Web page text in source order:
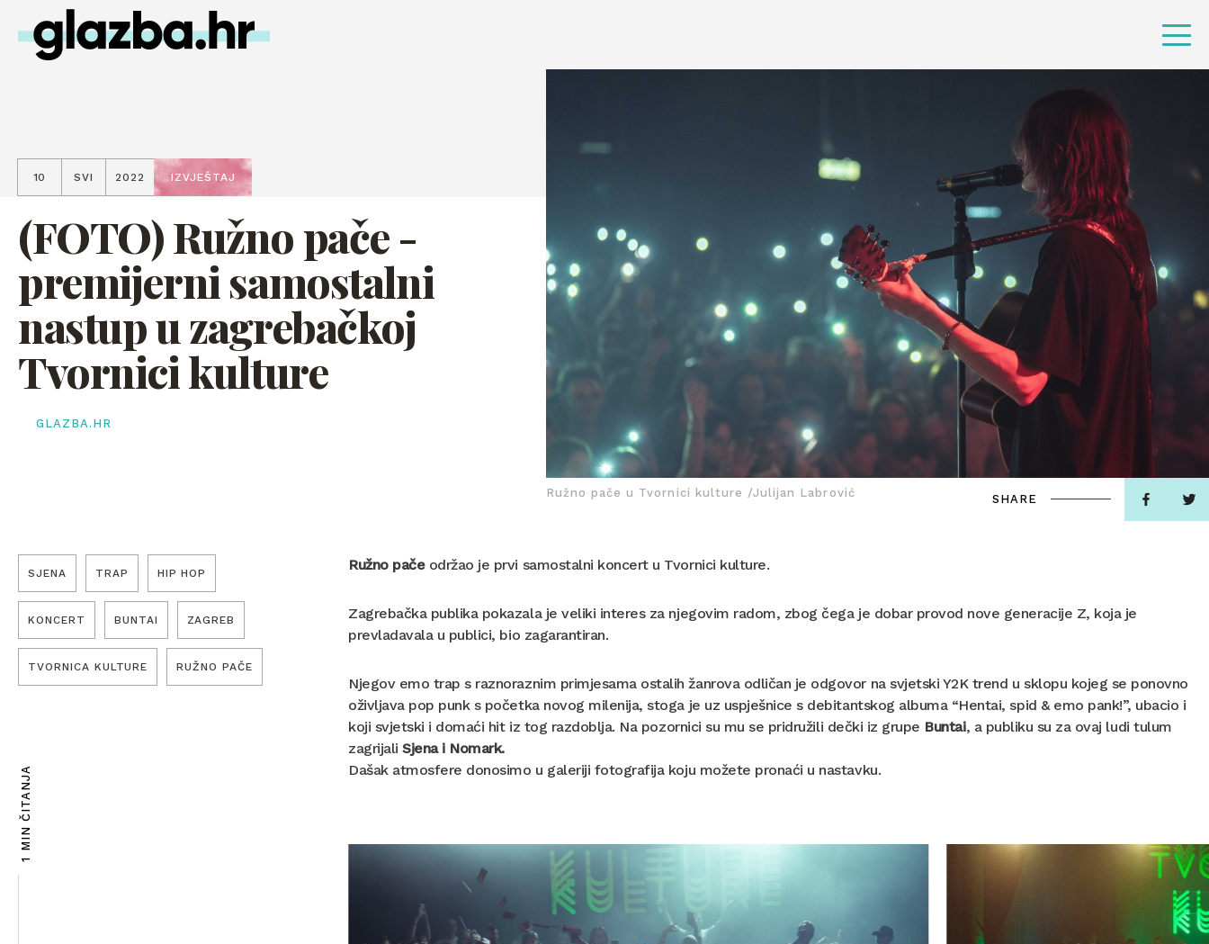
10 SVI 2022 IZVJEŠTAJ
(FOTO) Ružno pače -
premijerni samostalni
nastup u zagrebačkoj
Tvornici kulture
GLAZBA.HR
Ružno pače u Tvornici kulture /Julijan Labrović SHARE
SJENA TRAP HIP HOP
KONCERT BUNTAI ZAGREB
TVORNICA KULTURE RUŽNO PAČE
1 MIN ČITANJA
Ružno pačeodržao je prvi samostalni koncert u Tvornici kulture.
Zagrebačka publika pokazala je veliki interes za njegovim radom, zbog čega je dobar provod nove generacije Z, koja je
prevladavala u publici, bio zagarantiran.
Njegov emo trap s raznoraznim primjesama ostalih žanrova odličan je odgovor na svjetski Y2K trend u sklopu kojeg se ponovno
oživljava pop punk s početka novog milenija, stoga je uz uspješnice s debitantskog albuma “Hentai, spid & emo pank!”, ubacio i
koji svjetski i domaći hit iz tog razdoblja. Na pozornici su mu se pridružili dečki iz grupe Buntai, a publiku su za ovaj ludi tulum
zagrijaliSjena i Nomark.
Dašak atmosfere donosimo u galeriji fotografija koju možete pronaći u nastavku.